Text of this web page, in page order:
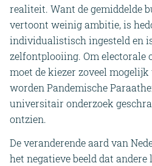
realiteit. Want de gemiddelde
vertoont weinig ambitie, is
individualistisch ingesteld en
zelfontplooiing. Om electorale
moet de kiezer zoveel
worden Pandemische
universitair onderzoek
ontzien.
De veranderende aard van
het negatieve beeld dat